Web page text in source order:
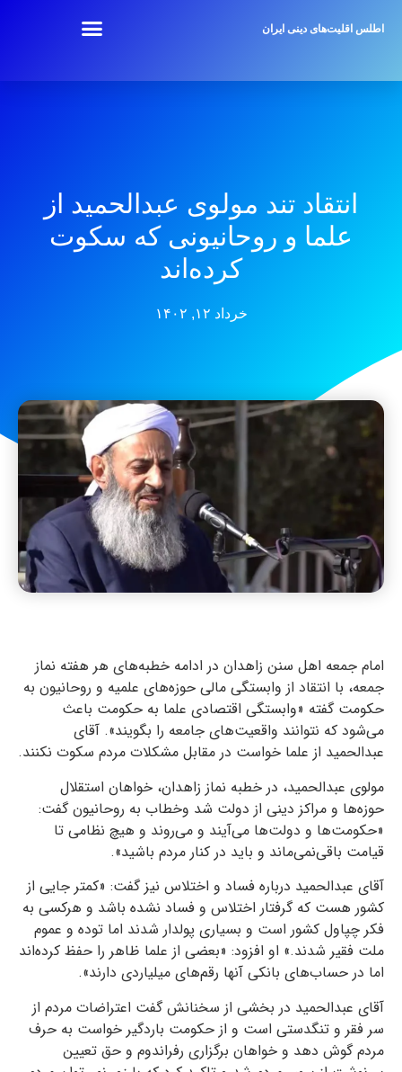
اطلس اقلیت‌های دینی ایران
انتقاد تند مولوی عبدالحمید از
علما و روحانیونی که سکوت
کرده‌اند
خرداد ۱۲, ۱۴۰۲
امام جمعه اهل سنن زاهدان در ادامه خطبه‌های هر هفته نماز
جمعه، با انتقاد از وابستگی مالی حوزه‌های علمیه و روحانیون به
حکومت گفته «وابستگی اقتصادی علما به حکومت باعث
می‌شود که نتوانند واقعیت‌های جامعه را بگویند». آقای
عبدالحمید از علما خواست در مقابل مشکلات مردم سکوت نکنند.
مولوی عبدالحمید، در خطبه نماز زاهدان، خواهان استقلال
حوزه‌ها و مراکز دینی از دولت شد وخطاب به روحانیون گفت:
«حکومت‌ها و دولت‌ها می‌آیند و می‌روند و هیچ نظامی تا
قیامت باقی‌نمی‌ماند و باید در کنار مردم باشید».
آقای عبدالحمید درباره فساد و اختلاس نیز گفت: «کمتر جایی از
کشور هست که گرفتار اختلاس و فساد نشده باشد و هرکسی به
فکر چپاول کشور است و بسیاری پولدار شدند اما توده و عموم
ملت فقیر شدند.» او افزود: «بعضی از علما ظاهر را حفظ کرده‌اند
اما در حساب‌های بانکی‌ آنها رقم‌های میلیاردی دارند».
آقای عبدالحمید در بخشی از سخنانش گفت اعتراضات مردم از
سر فقر و تنگدستی است و از حکومت باردگیر خواست به حرف
مردم گوش دهد و خواهان برگزاری رفراندوم و حق تعیین